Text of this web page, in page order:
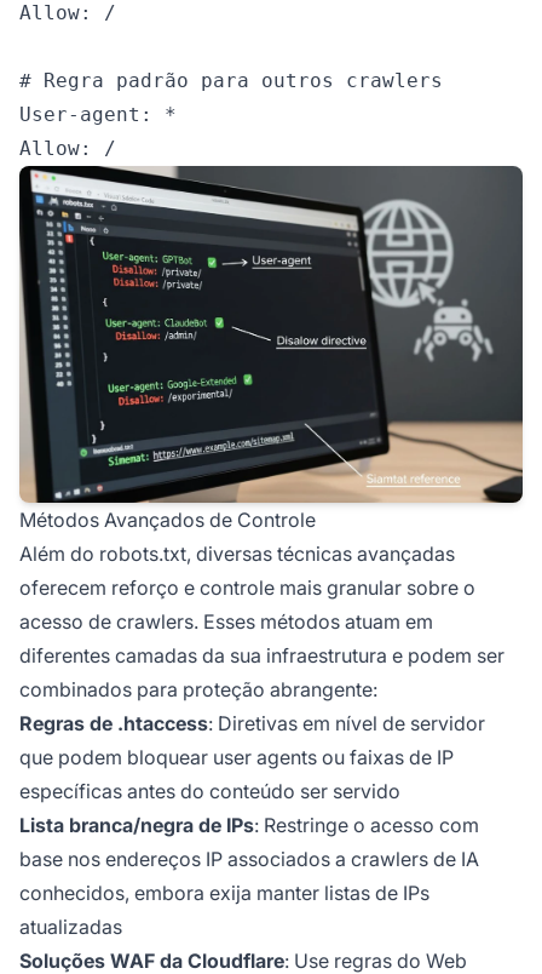
Allow: /
# Regra padrão para outros crawlers
User-agent: *
Métodos Avançados de Controle
Além do robots.txt, diversas técnicas avançadas
oferecem reforço e controle mais granular sobre o
acesso de crawlers. Esses métodos atuam em
diferentes camadas da sua infraestrutura e podem ser
combinados para proteção abrangente:
Regras de .htaccess: Diretivas em nível de servidor
que podem bloquear user agents ou faixas de IP
específicas antes do conteúdo ser servido
Lista branca/negra de IPs: Restringe o acesso com
base nos endereços IP associados a crawlers de IA
conhecidos, embora exija manter listas de IPs
atualizadas
Soluções WAF da Cloudflare: Use regras do Web